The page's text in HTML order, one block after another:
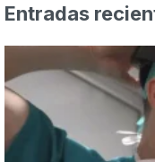
Entradas